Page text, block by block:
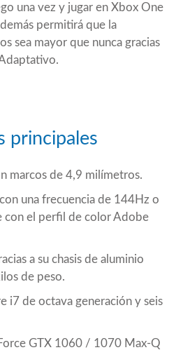
una vez y jugar en Xbox One
permitirá que la
sea mayor que nunca gracias
principales
marcos de 4,9 milímetros.
una frecuencia de 144Hz o
con el perfil de color Adobe
a su chasis de aluminio
de peso.
i7 de octava generación y seis
GTX 1060 / 1070 Max-Q